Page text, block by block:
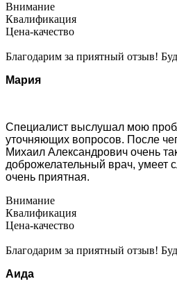
Внимание
Квалификация
Цена-качество
Благодарим за приятный отзыв!
Мария
Специалист выслушал мою
уточняющих вопросов. После
Михаил Александрович очень
доброжелательный врач, умеет
очень приятная.
Внимание
Квалификация
Цена-качество
Благодарим за приятный отзыв!
Аида